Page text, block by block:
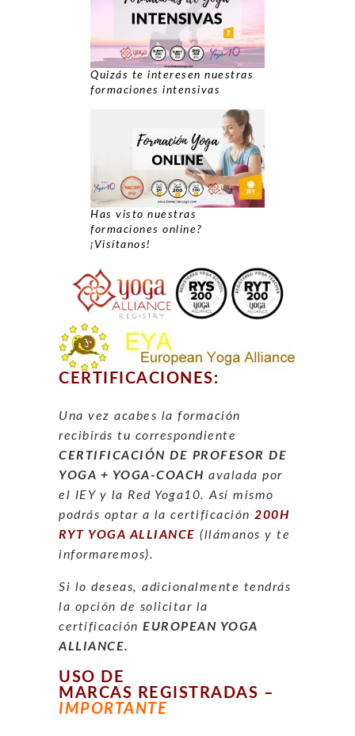
Quizás te interesen nuestras
formaciones intensivas
Has visto nuestras
formaciones online?
¡Visítanos!
CERTIFICACIONES:
Una vez acabes la formación
recibirás tu correspondiente
CERTIFICACIÓN DE PROFESOR DE
YOGA + YOGA-COACH avalada por
el IEY y la Red Yoga10. Así mismo
podrás optar a la certificación 200H
RYT YOGA ALLIANCE (llámanos y te
informaremos).
Si lo deseas, adicionalmente tendrás
la opción de solicitar la
certificación EUROPEAN YOGA
ALLIANCE.
USO DE
MARCAS REGISTRADAS –
IMPORTANTE